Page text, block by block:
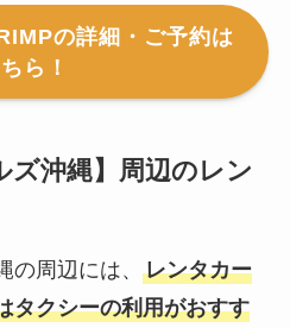
の詳細・ご予約は
ら！
ズ沖縄】周辺のレン
の周辺には、 レンタカー
タクシーの利用がおすす